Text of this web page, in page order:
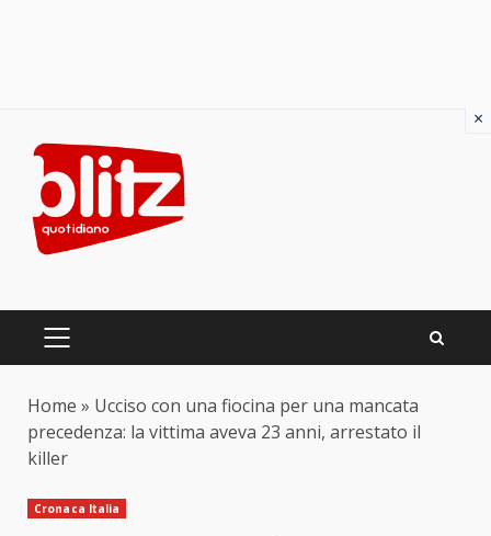
content
PRIMARY
Home » Ucciso con una fiocina per una mancata
precedenza: la vittima aveva 23 anni, arrestato il
killer
Cronaca Italia
×